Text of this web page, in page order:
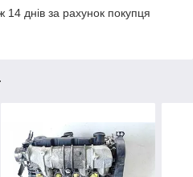
днів за рахунок покупця